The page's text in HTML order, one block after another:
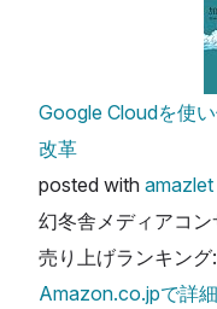
Google Cloudを使
改革
posted with amazlet
幻冬舎メディアコ
売り上げランキン
Amazon.co.jpで詳